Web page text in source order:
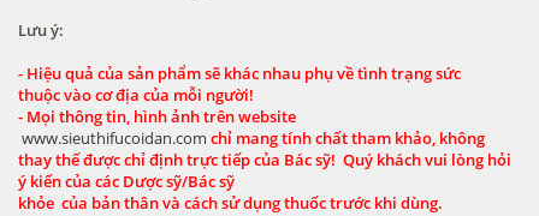
Lưu ý:
- Hiệu quả của sản phẩm sẽ khác nhau phụ về tình trạng sức
thuộc vào cơ địa của mỗi người!
- Mọi thông tin, hình ảnh trên website
www.sieuthifucoidan.com chỉ mang tính chất tham khảo, không
thay thế được chỉ định trực tiếp của Bác sỹ! Quý khách vui lòng hỏi
ý kiến của các Dược sỹ/Bác sỹ
khỏe của bản thân và cách sử dụng thuốc trước khi dùng.